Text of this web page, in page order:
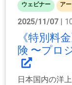
ウェビナー ア
2025/11/07 |
《特別料
険 〜プロ
日本国内の洋